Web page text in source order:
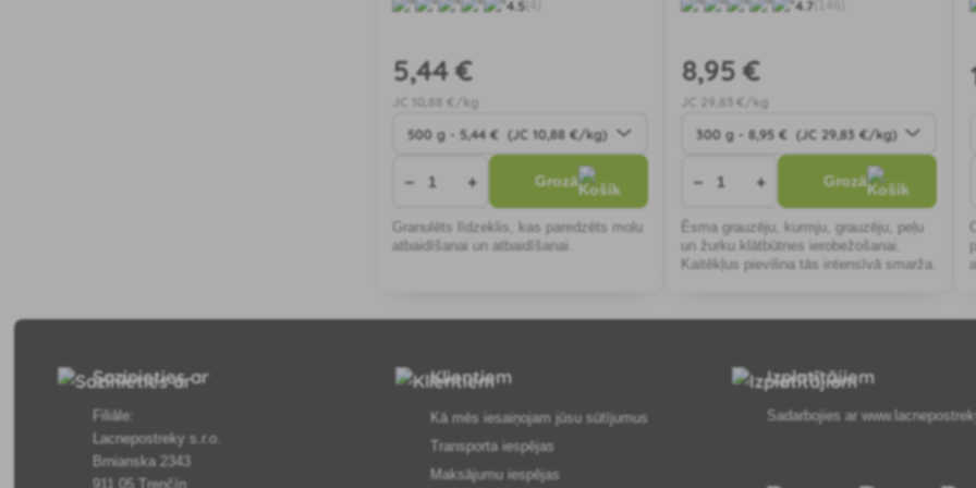
4.5(4)
5,44 €
10 ,88 €/kg
− + Grozā
Granulēts līdzeklis, kas paredzēts molu
atbaidīšanai un atbaidīšanai.
4.7
8,95 €
29 ,83 €/kg
− + Grozā
Ēsma grauzēju, kurmju, grauzēju, peļu
un žurku klātbūtnes ierobežošanai.
Kaitēkļus pievilina tās intensīvā smarža.
Sazinieties ar
Filiāle:
Lacnepostreky s.r.o.
Brnianska 2343
911 05 Trenčín
Klientiem
Kā mēs iesaiņojam jūsu sūtījumus
Transporta iespējas
Maksājumu iespējas
Izplatītājiem
Sadarbojies ar